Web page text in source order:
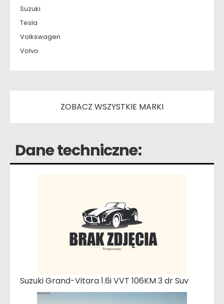
Suzuki
Tesla
Volkswagen
Volvo
ZOBACZ WSZYSTKIE MARKI
Dane techniczne:
Suzuki Grand-Vitara 1.6i VVT 106KM 3 dr Suv